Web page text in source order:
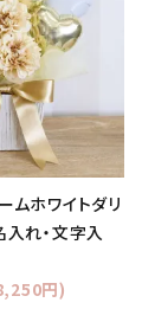
ムホワイトダリ
れ・文字入
円)